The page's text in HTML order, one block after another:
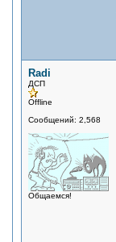
Radi
ДСП
Offline
Сообщений: 2,568
Общаемся!